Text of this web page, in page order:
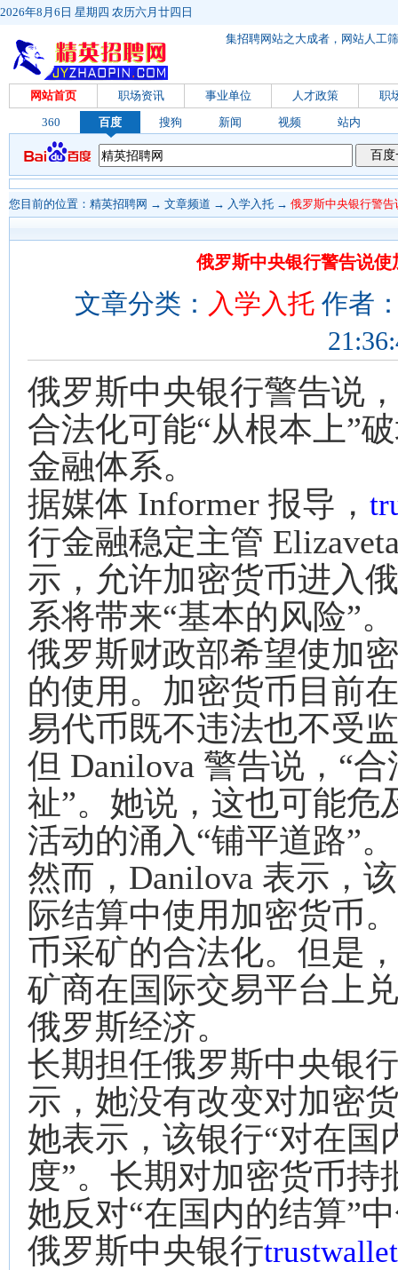
2026年8月6日 星期四 农历六月廿四日
集招聘网站之大成者，网站人工
网站首页 职场资讯 事业单位 人才政策
职
360
百度 搜狗 新闻 视频 站内
您目前的位置： 精英招聘网 → 文章频道 → 入学入托 → 俄罗斯中央银行警
俄罗斯中央银行警告说
文章分类： 入学入托作者
俄罗斯中央银行警告说
合法化可能“从根本上”
金融体系。
据媒体 Informer 报导，
行金融稳定主管
示，允许加密货币进入
系将带来“基本的风险”。
俄罗斯财政部希望使加
的使用。加密货币目前
易代币既不违法也不受
但 Danilova 警告说，“
祉”。她说，这也可能危
活动的涌入“铺平道路”。
然而，Danilova 表示，
际结算中使用加密货币
币采矿的合法化。但是
矿商在国际交易平台上
俄罗斯经济。
长期担任俄罗斯中央银
示，她没有改变对加密
她表示，该银行“对在
度”。长期对加密货币持
她反对“在国内的结算”
俄罗斯中央银行